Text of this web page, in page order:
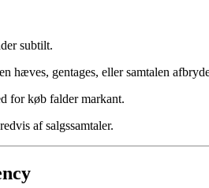
subtilt.
hæves, gentages, eller samtalen
for køb falder markant.
af salgssamtaler.